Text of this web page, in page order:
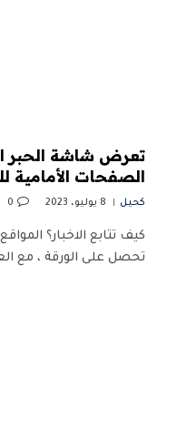
الصفحات
كحيل 8 يوليو، 2023 0
كيف تتابع الاخبار؟
تحصل على الورقة ، مع